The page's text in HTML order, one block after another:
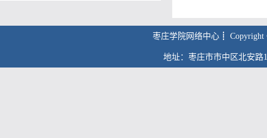
枣庄学院网络中心┋ Copyright
地址：枣庄市市中区北安路